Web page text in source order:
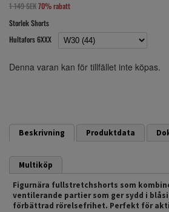
1 149 SEK70% rabatt
Storlek Shorts
Hultafors 6XXX
Denna varan kan för tillfället inte köpas.
Beskrivning Produktdata
Multiköp
Figurnära fullstretchshorts som
ventilerande partier som ger sydd i
förbättrad rörelsefrihet. Perfekt för